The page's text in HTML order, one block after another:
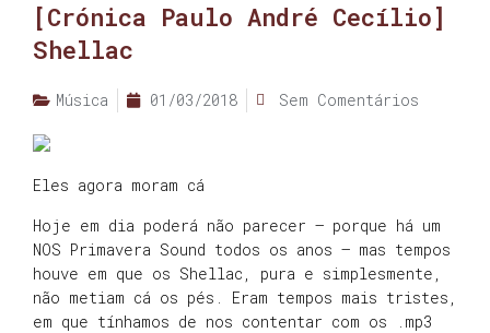
[Crónica Paulo André Cecílio]
Shellac
Música 01/03/2018 Sem Comentários
Eles agora moram cá
Hoje em dia poderá não parecer – porque há um
NOS Primavera Sound todos os anos – mas tempos
houve em que os Shellac, pura e simplesmente,
não metiam cá os pés. Eram tempos mais tristes,
em que tínhamos de nos contentar com os .mp3